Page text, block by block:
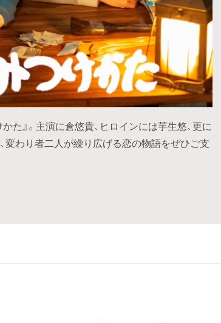
た』。主演に倉悠貴、ヒロインには芋生悠、更に
変わり者二人が繰り広げる恋の物語をぜひご支